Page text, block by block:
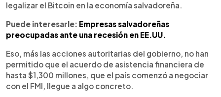
legalizar el Bitcoin en la economía salvadoreña.
Puede interesarle: Empresas salvadoreñas
preocupadas ante una recesión en EE.UU.
Eso, más las acciones autoritarias del gobierno, no han
permitido que el acuerdo de asistencia financiera de
hasta $1,300 millones, que el país comenzó a negociar
con el FMI, llegue a algo concreto.